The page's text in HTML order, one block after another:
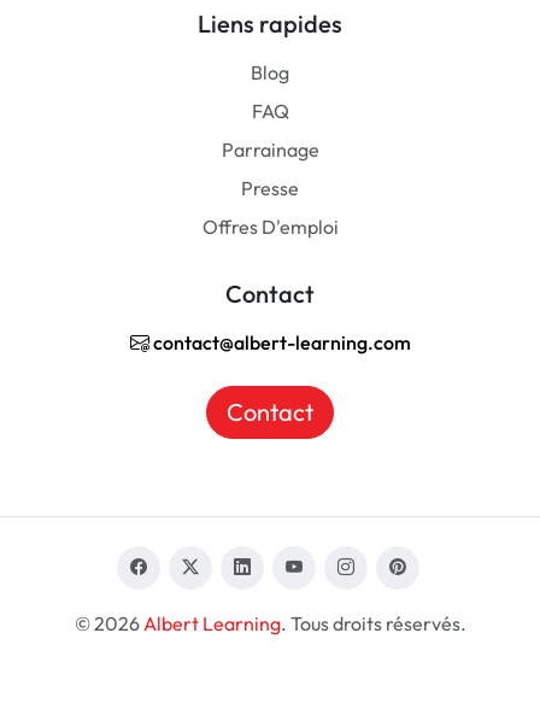
Liens rapides
Blog
FAQ
Parrainage
Presse
Offres D'emploi
Contact
contact@albert-learning.com
Contact
© 2026 Albert Learning. Tous droits réservés.